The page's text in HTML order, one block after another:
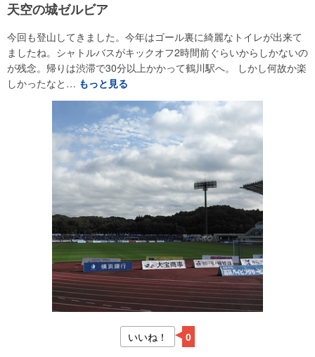
天空の城ゼルビア
今回も登山してきました。今年はゴール裏に綺麗なトイレが出来て
ましたね。シャトルバスがキックオフ2時間前ぐらいからしかないの
が残念。帰りは渋滞で30分以上かかって鶴川駅へ。 しかし何故か楽
しかったなと… もっと見る
いいね！ 0